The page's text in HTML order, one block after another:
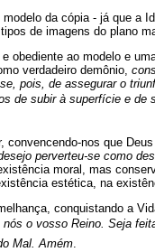
da cópia - já que a
de imagens do plano
obediente ao modelo e
verdadeiro demônio,
pois, de assegurar o
subir à superfície e de
nos que
perverteu-se como
moral, mas
estética, na
conquistando a
nós o vosso Reino. Seja
Mal. Amém.